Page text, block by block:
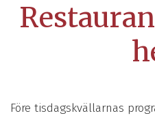
Före tisdagskvällarnas